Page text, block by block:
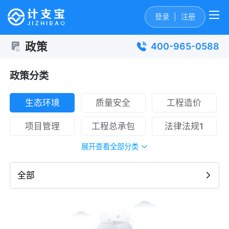
登录 注册
政策 400-965-0588
政策分类
生态环境 质量安全 工程造价
项目管理 工程总承包 法律法规1
展开查看全部分类
全部